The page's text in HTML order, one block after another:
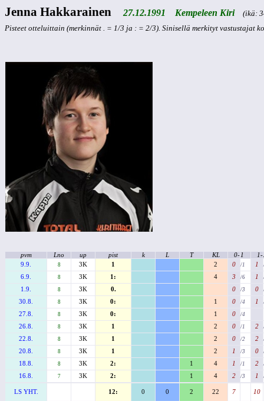
Jenna Hakkarainen27.12.1991 Kempeleen Kiri
(ikä:
Pisteet otteluittain (merkinnät . = 1/3 ja : = 2/3). Sinisellä merkityt vastustajat
pvm Lno up pist k L T KL 0-1 1-
9.9.
8 3K 1 2 0 /1 1
6.9. 8 3K 1: 4 3 /6 1
1.9. 8 3K 0. 0 /3 0
30.8. 8 3K 0: 1 0 /4 1
27.8. 8 3K 0: 1 0 /4
26.8. 8 3K 1 2 0 /1 2
22.8. 8 3K 1 2 0 /2 2
20.8. 8 3K 1 2 1 /3 0
18.8. 8 3K 2: 1 4 1 /1 2
16.8. 7 3K 2: 1 4 2 /3 1
LS YHT. 12: 0 0 2 22 7 10